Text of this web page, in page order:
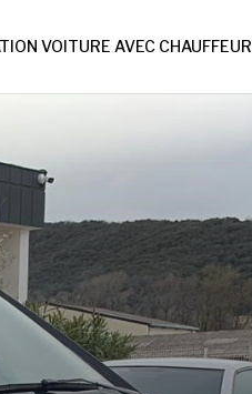
VOITURE AVEC CHAUFFEUR